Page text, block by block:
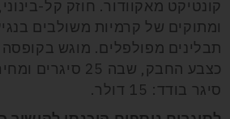
קונטיקט מאקוודור. חוזק קל-
ומתוקים של קרמיות משולבים
תבלינים מפולפלים. מוגש בקופסה
סיגר בודד: 15 דולר.